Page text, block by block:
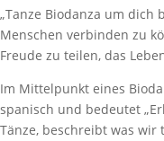
„Tanze Biodanza um
Menschen verbinden zu
Freude zu teilen, das
Im Mittelpunkt eines
spanisch und bedeutet
Tänze, beschreibt was